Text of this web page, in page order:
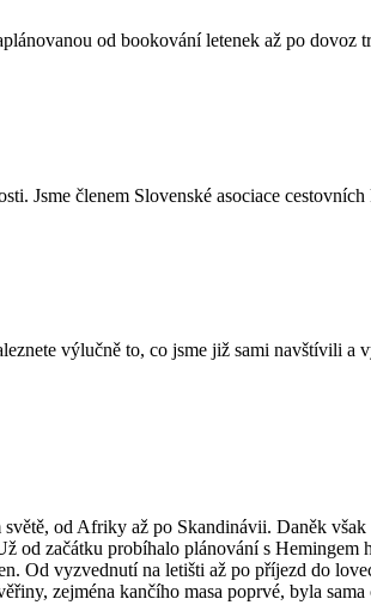
od bookování letenek až po
Jsme členem Slovenské asociace
výlučně to, co jsme již sami navštívili
od Afriky až po Skandinávii. Daněk
začátku probíhalo plánování s Hemingem
Od vyzvednutí na letišti až po příjezd do
zejména kančího masa poprvé, byla